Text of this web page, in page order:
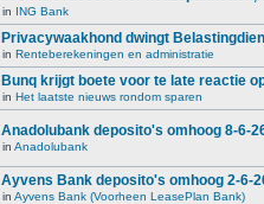
in ING Bank
Privacywaakhond dwingt
in Renteberekeningen en administratie
Bunq krijgt boete voor te late reactie
in Het laatste nieuws rondom sparen
Anadolubank deposito's omhoog 8-6-
in Anadolubank
Ayvens Bank deposito's omhoog 2-6-
in Ayvens Bank (Voorheen LeasePlan Bank)